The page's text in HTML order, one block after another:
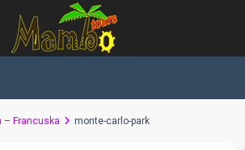
– Francuska monte-carlo-park